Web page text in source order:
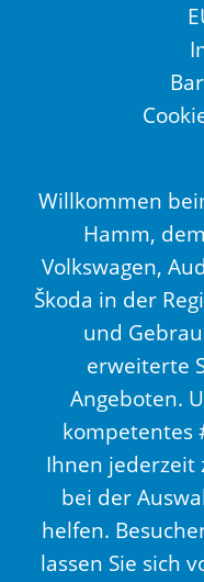
Willkommen
Hamm,
Volkswagen,
Škoda in der
und
erweiterte
Angeboten.
kompetentes
Ihnen jederzeit
bei der
helfen.
lassen Sie sich